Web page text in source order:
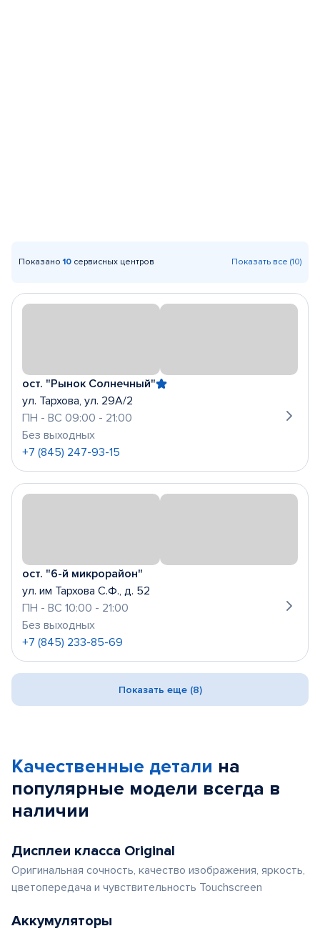
Показано 10 сервисных центров Показать все (10)
ост. "Рынок Солнечный"
ул. Тархова, ул. 29А/2
ПН - ВС 09:00 - 21:00
Без выходных
+7 (845) 247-93-15
ост. "6-й микрорайон"
ул. им Тархова С.Ф., д. 52
ПН - ВС 10:00 - 21:00
Без выходных
+7 (845) 233-85-69
Показать еще (8)
Качественные детали на
популярные модели всегда в
наличии
Дисплеи класса Original
Оригинальная сочность, качество изображения, яркость,
цветопередача и чувствительность Touchscreen
Аккумуляторы